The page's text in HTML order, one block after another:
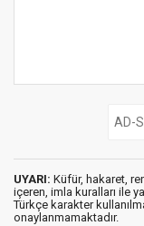
UYARI: Küfür, hakaret,
içeren, imla kuralları ile
Türkçe karakter
onaylanmamaktadır.